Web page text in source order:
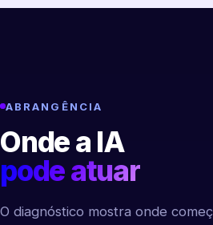
ABRANGÊNCIA
Onde a IA
pode atuar
O diagnóstico mostra onde